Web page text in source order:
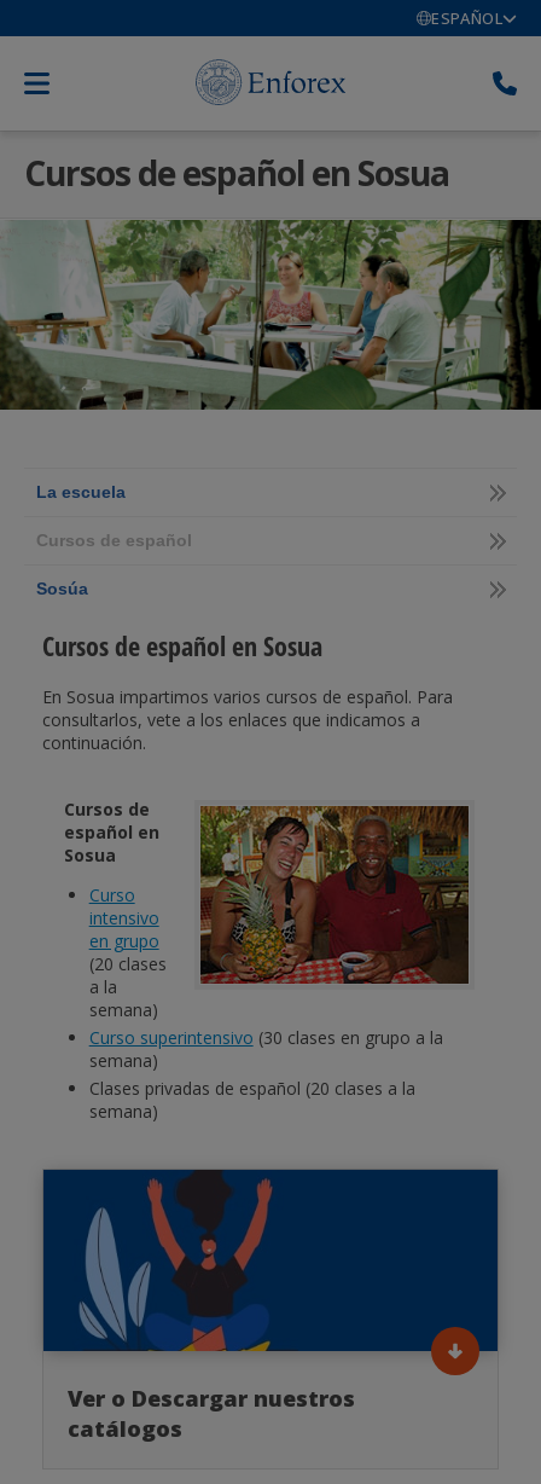
ESPAÑOL
Cursos de español en Sosua
La escuela
Cursos de español
Sosúa
Cursos de español en Sosua
En Sosua impartimos varios cursos de español. Para
consultarlos, vete a los enlaces que indicamos a
continuación.
Cursos de
español en
Sosua
Curso
intensivo
en grupo
(20 clases
a la
semana)
Curso superintensivo (30 clases en grupo a la
semana)
Clases privadas de español (20 clases a la
semana)
Ver o Descargar nuestros
catálogos